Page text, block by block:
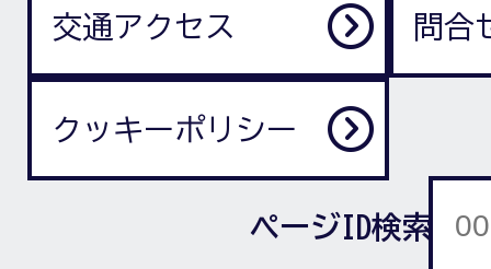
交通アクセス 問合
クッキーポリシー
ページID検索